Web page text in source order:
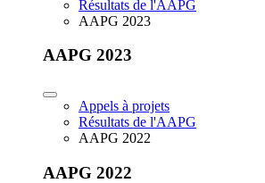
Résultats de l'AAPG
AAPG 2023
AAPG 2023
Appels à projets
Résultats de l'AAPG
AAPG 2022
AAPG 2022